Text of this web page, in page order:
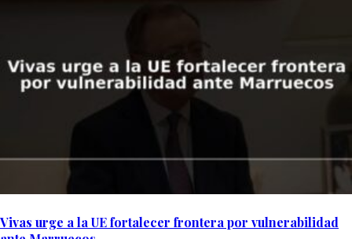
Vivas urge a la UE fortalecer frontera por vulnerabilidad